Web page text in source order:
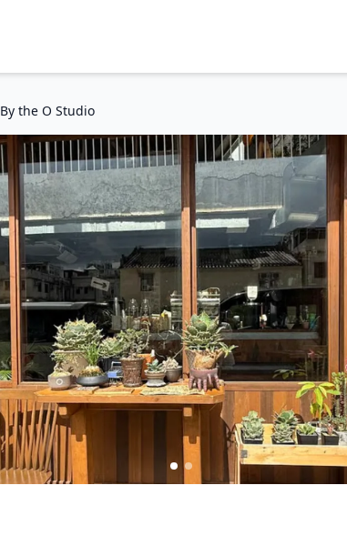
By the O Studio